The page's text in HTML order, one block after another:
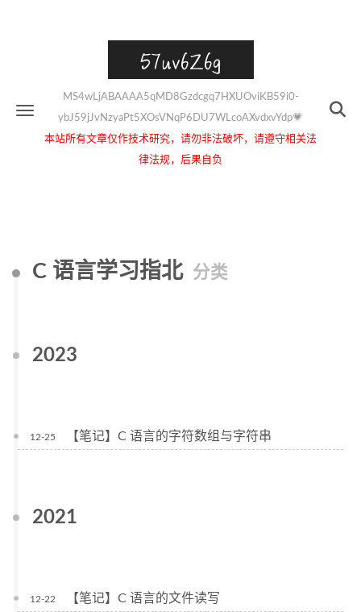
57uv6Z6g
MS4wLjABAAAA5qMD8Gzdcgq7HXUOviKB59i0-
ybJ59jJvNzyaPt5XOsVNqP6DU7WLcoAXvdxvYdp💗
本站所有文章仅作技术研究，请勿非法破坏，请遵守相关法
律法规，后果自负
C 语言学习指北 分类
2023
12-25 【笔记】C 语言的字符数组与字符串
2021
12-22 【笔记】C 语言的文件读写